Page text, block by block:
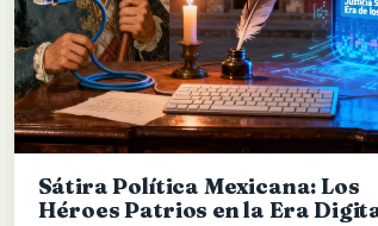
Sátira Política Mexicana: Los
Héroes Patrios en la Era